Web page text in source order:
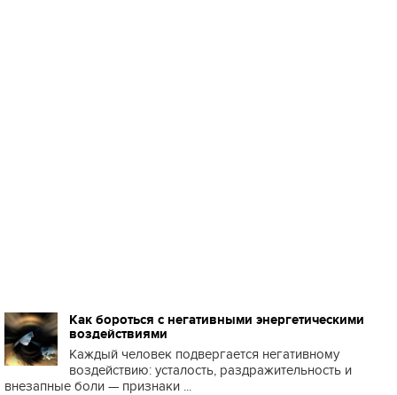
Как бороться с негативными энергетическими
воздействиями
Каждый человек подвергается негативному
воздействию: усталость, раздражительность и
внезапные боли — признаки ...